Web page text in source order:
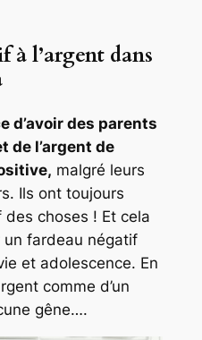
l’argent dans
d’avoir des parents
de l’argent de
malgré leurs
Ils ont toujours
choses ! Et cela
fardeau négatif
et adolescence. En
comme d’un
gêne….